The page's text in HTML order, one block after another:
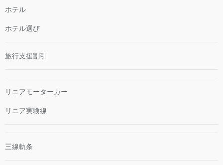
ホテル
ホテル選び
旅行支援割引
リニアモーターカー
リニア実験線
三線軌条